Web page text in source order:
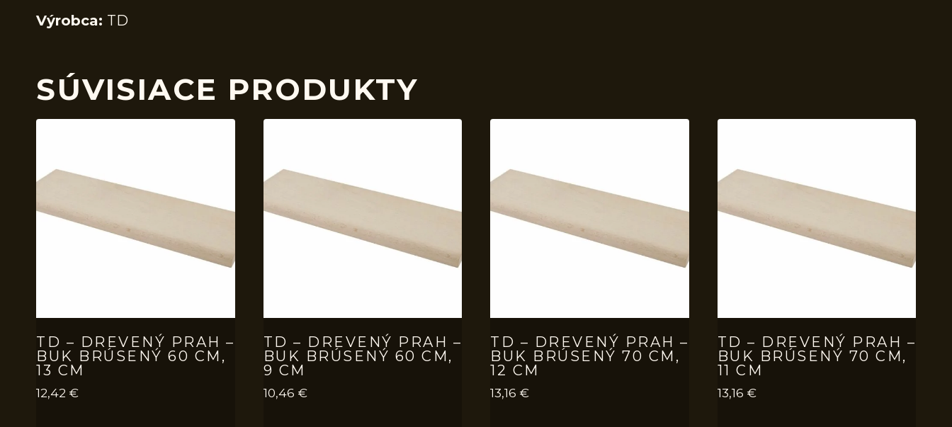
Výrobca: TD
SÚVISIACE PRODUKTY
TD – DREVENÝ PRAH –
BUK BRÚSENÝ 60 CM,
13 CM
12,42 €
TD – DREVENÝ PRAH –
BUK BRÚSENÝ 60 CM,
9 CM
10,46 €
TD – DREVENÝ PRAH –
BUK BRÚSENÝ 70 CM,
12 CM
13,16 €
TD – DREVENÝ PRAH –
BUK BRÚSENÝ 70 CM,
11 CM
13,16 €